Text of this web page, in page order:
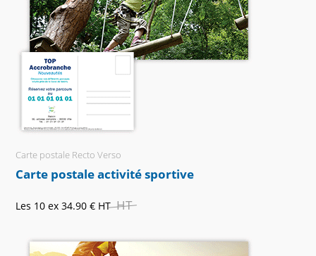
Carte postale Recto Verso
Carte postale activité sportive
Les 10 ex 34.90 € HT HT